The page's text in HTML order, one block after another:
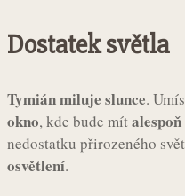
Dostatek světla
Tymián miluje slunce.
okno, kde bude mít
nedostatku přirozeného
osvětlení.